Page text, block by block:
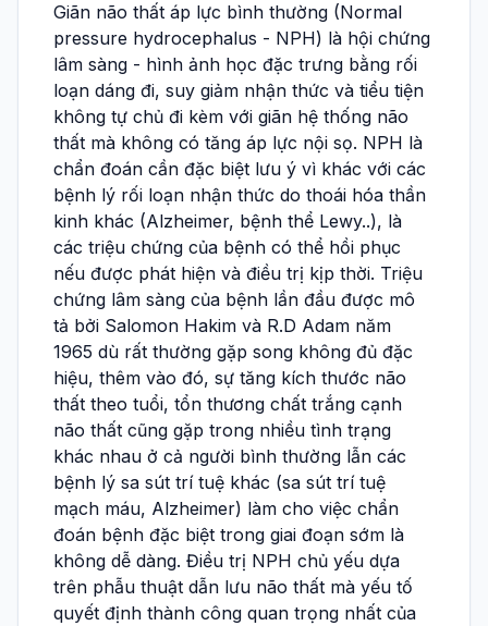
Giãn não thất áp lực bình thường (Normal
pressure hydrocephalus - NPH) là hội chứng
lâm sàng - hình ảnh học đặc trưng bằng rối
loạn dáng đi, suy giảm nhận thức và tiểu tiện
không tự chủ đi kèm với giãn hệ thống não
thất mà không có tăng áp lực nội sọ. NPH là
chẩn đoán cần đặc biệt lưu ý vì khác với các
bệnh lý rối loạn nhận thức do thoái hóa thần
kinh khác (Alzheimer, bệnh thể Lewy..), là
các triệu chứng của bệnh có thể hồi phục
nếu được phát hiện và điều trị kịp thời. Triệu
chứng lâm sàng của bệnh lần đầu được mô
tả bởi Salomon Hakim và R.D Adam năm
1965 dù rất thường gặp song không đủ đặc
hiệu, thêm vào đó, sự tăng kích thước não
thất theo tuổi, tổn thương chất trắng cạnh
não thất cũng gặp trong nhiều tình trạng
khác nhau ở cả người bình thường lẫn các
bệnh lý sa sút trí tuệ khác (sa sút trí tuệ
mạch máu, Alzheimer) làm cho việc chẩn
đoán bệnh đặc biệt trong giai đoạn sớm là
không dễ dàng. Điều trị NPH chủ yếu dựa
trên phẫu thuật dẫn lưu não thất mà yếu tố
quyết định thành công quan trọng nhất của